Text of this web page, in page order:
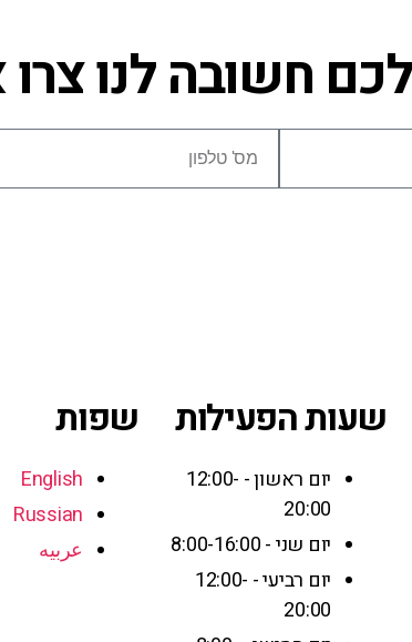
חשובה לנו
שעות הפעילות
יום ראשון - 12:00-
20:00
יום שני - 8:00-16:00
יום רביעי - 12:00-
20:00
שפות
English
Russian
عربيه